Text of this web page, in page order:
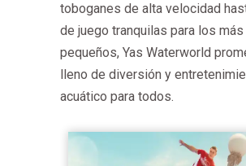
toboganes de alta velocidad
de juego tranquilas para los más
pequeños, Yas Waterworld
lleno de diversión y
acuático para todos.